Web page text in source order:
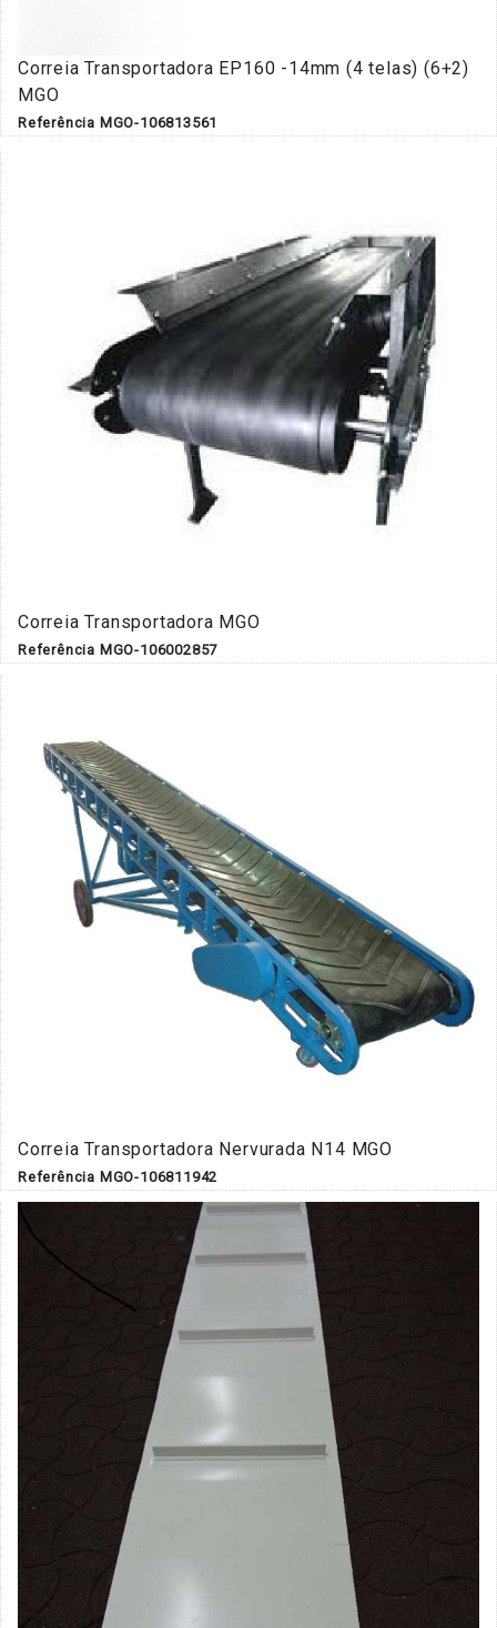
Correia Transportadora EP160 -14mm (4 telas) (6+2)
MGO
Referência MGO-106813561
Correia Transportadora MGO
Referência MGO-106002857
Correia Transportadora Nervurada N14 MGO
Referência MGO-106811942